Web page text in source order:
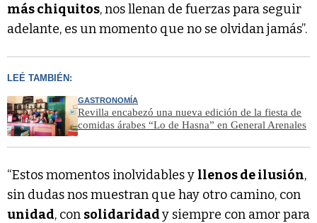
más chiquitos, nos llenan de fuerzas para seguir
adelante, es un momento que no se olvidan jamás”.
LEÉ TAMBIÉN:
GASTRONOMÍA
Revilla encabezó una nueva edición de la fiesta de
comidas árabes “Lo de Hasna” en General Arenales
“Estos momentos inolvidables y llenos de ilusión,
sin dudas nos muestran que hay otro camino, con
unidad, con solidaridady siempre con amor para